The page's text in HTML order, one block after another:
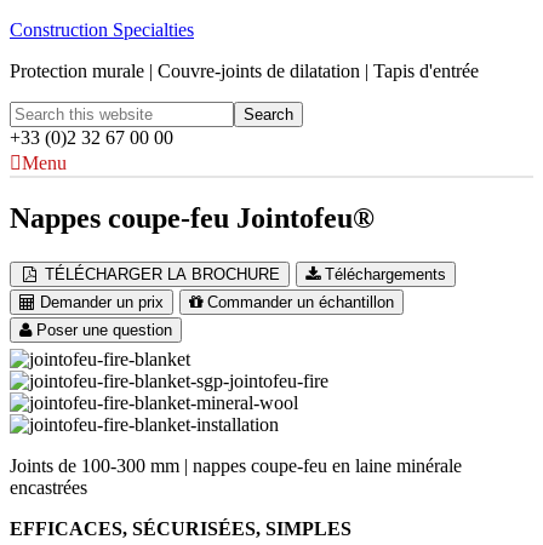
Construction Specialties
Protection murale | Couvre-joints de dilatation | Tapis d'entrée
+33 (0)2 32 67 00 00
Menu
Nappes coupe-feu Jointofeu®
TÉLÉCHARGER LA BROCHURE
Téléchargements
Demander un prix
Commander un échantillon
Poser une question
Joints de 100-300 mm | nappes coupe-feu en laine minérale
encastrées
EFFICACES, SÉCURISÉES, SIMPLES